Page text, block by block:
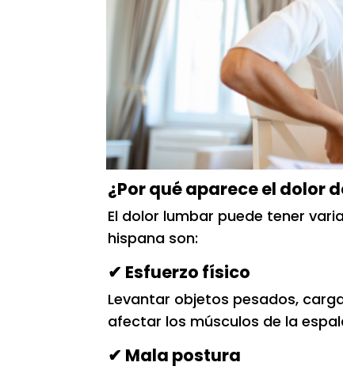
¿Por qué aparece el dolor
El dolor lumbar puede tener
hispana son:
✔ Esfuerzo físico
Levantar objetos pesados,
afectar los músculos de la
✔ Mala postura